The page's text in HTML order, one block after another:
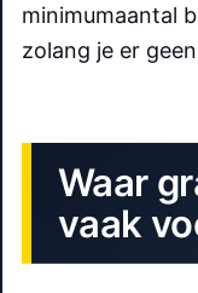
minimumaantal
zolang je er
Waar
vaak